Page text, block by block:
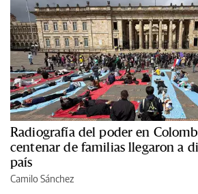
Radiografía del poder en
centenar de familias llegaron a
país
Camilo Sánchez